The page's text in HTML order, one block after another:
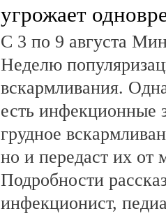
угрожает
С 3 по 9 августа
Неделю
вскармливания.
есть инфекционные
грудное
но и передаст их от
Подробности
инфекционист,